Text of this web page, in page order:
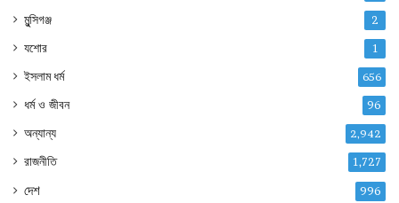
মুন্সিগঞ্জ 2
যশোর 1
ইসলাম ধর্ম 656
ধর্ম ও জীবন 96
অন্যান্য 2,942
রাজনীতি 1,727
দেশ 996